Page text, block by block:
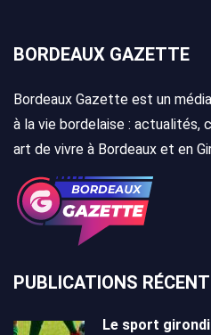
BORDEAUX GAZETTE
Bordeaux Gazette est un
à la vie bordelaise : actualités,
art de vivre à Bordeaux et en
PUBLICATIONS
Le sport